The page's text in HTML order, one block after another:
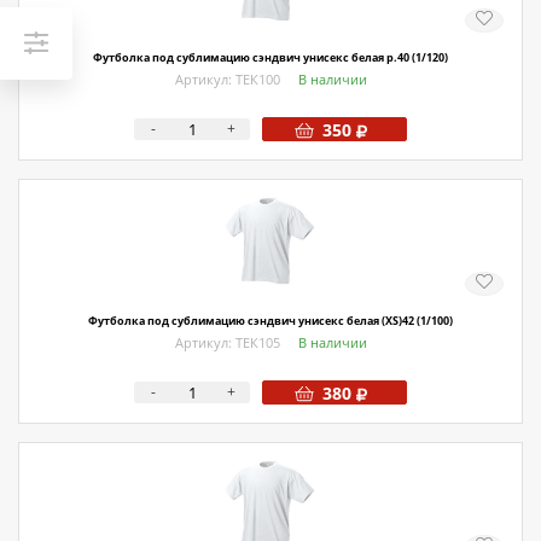
Футболка под сублимацию сэндвич унисекс белая р.40 (1/120)
Артикул: ТЕК100 В наличии
- + 350
Футболка под сублимацию сэндвич унисекс белая (XS)42 (1/100)
Артикул: ТЕК105 В наличии
- + 380